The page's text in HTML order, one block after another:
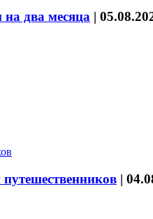
два месяца |
|